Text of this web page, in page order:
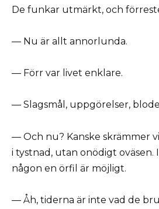
De funkar utmärkt, och
— Nu är allt annorlunda.
— Förr var livet enklare.
— Slagsmål, uppgörelser,
— Och nu? Kanske skrämmer
i tystnad, utan onödigt oväsen.
någon en örfil är möjligt.
— Åh, tiderna är inte vad de